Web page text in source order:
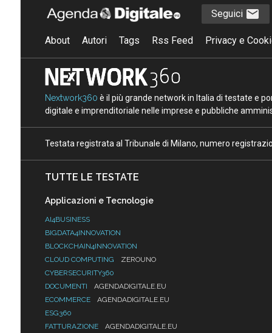
Seguici
About Autori Tags Rss Feed Privacy e
Nextwork360 è il più grande network in Italia di testate e
digitale e imprenditoriale nelle imprese e pubbliche
Testata registrata al Tribunale di Milano, numero
TUTTE LE TESTATE
Applicazioni e Tecnologie
AI4BUSINESS
BIGDATA4INNOVATION
BLOCKCHAIN4INNOVATION
CLOUD COMPUTING
ZEROUNO
CYBERSECURITY360
DOCUMENTI
AGENDADIGITALE.EU
ECOMMERCE
AGENDADIGITALE.EU
ESG360
FATTURAZIONE
AGENDADIGITALE.EU